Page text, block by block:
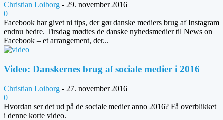
Christian Loiborg - 29. november 2016
0
Facebook har givet ni tips, der gør danske mediers brug af Instagram
endnu bedre. Tirsdag mødtes de danske nyhedsmedier til News on
Facebook – et arrangement, der...
Video: Danskernes brug af sociale medier i 2016
Christian Loiborg - 27. november 2016
0
Hvordan ser det ud på de sociale medier anno 2016? Få overblikket
i denne korte video.